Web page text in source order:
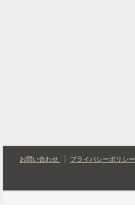
お問い合わせ プライバシーポリシー